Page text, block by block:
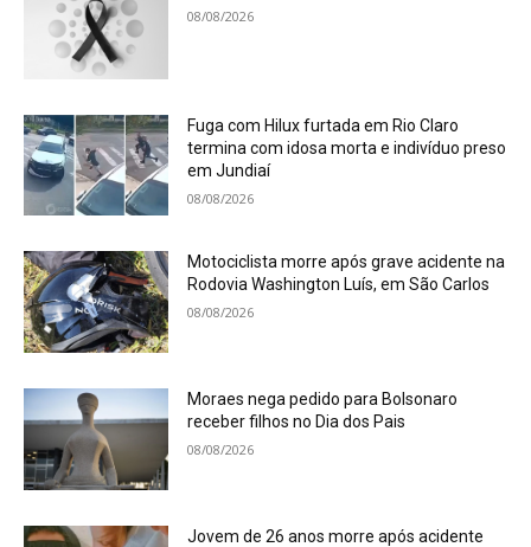
08/08/2026
Fuga com Hilux furtada em Rio Claro
termina com idosa morta e indivíduo preso
em Jundiaí
08/08/2026
Motociclista morre após grave acidente na
Rodovia Washington Luís, em São Carlos
08/08/2026
Moraes nega pedido para Bolsonaro
receber filhos no Dia dos Pais
08/08/2026
Jovem de 26 anos morre após acidente